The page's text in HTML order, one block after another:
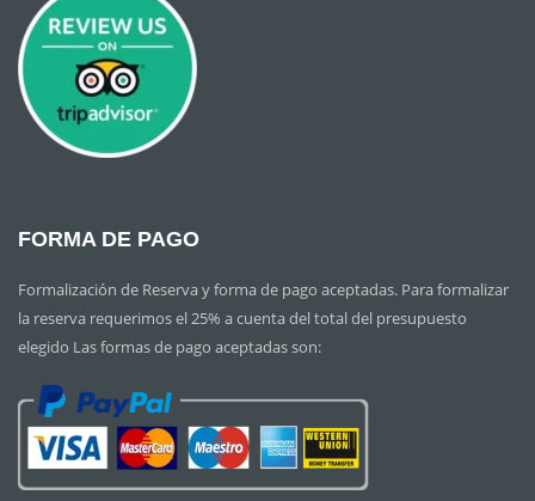
FORMA DE PAGO
Formalización de Reserva y forma de pago aceptadas. Para formalizar
la reserva requerimos el 25% a cuenta del total del presupuesto
elegido Las formas de pago aceptadas son: